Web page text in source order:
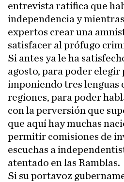
entrevista ratifica que
independencia y
expertos crear una
satisfacer al prófugo
Si antes ya le ha
agosto, para poder elegir
imponiendo tres lenguas
regiones, para poder
con la perversión que
que aquí hay muchas
permitir comisiones de
escuchas a
atentado en las Ramblas.
Si su portavoz